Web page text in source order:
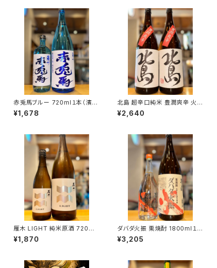
赤兎馬ブルー 720ml１本（濱田
酒造・鹿児島県いちき串木野市）
¥1,678
北島 超辛口純米 豊潤爽辛 火入
1800ml１本（北島酒造・滋賀県
湖南市針）
¥2,640
雁木 LIGHT 純米原酒 720ml
１本（八百新酒造・山口県岩国市
今津町）
¥1,870
ダバダ火振 栗焼酎 1800ml１本
（株式会社無手無冠・高知県高
岡郡四万十町）
¥3,205